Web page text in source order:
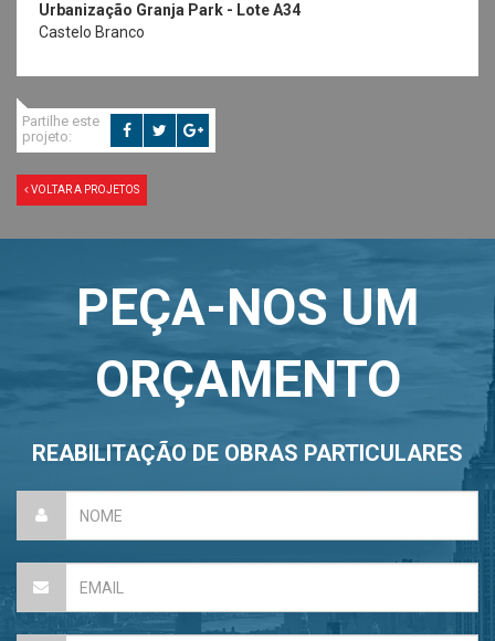
Urbanização Granja Park - Lote A34
Castelo Branco
Partilhe este
projeto:
VOLTAR A PROJETOS
PEÇA-NOS UM
ORÇAMENTO
REABILITAÇÃO DE OBRAS PARTICULARES